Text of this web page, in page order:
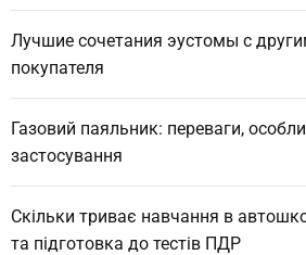
Лучшие сочетания эустомы с
покупателя
Газовий паяльник: переваги,
застосування
Скільки триває навчання в
та підготовка до тестів ПДР